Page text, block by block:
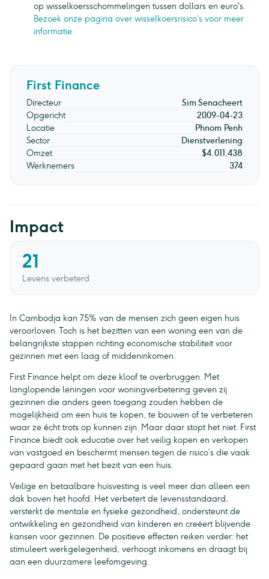
op wisselkoersschommelingen tussen dollars en euro's.
Bezoek onze pagina over wisselkoersrisico’s voor meer
informatie.
First Finance
Directeur
Sim Senacheert
Opgericht
2009-04-23
Locatie
Phnom Penh
Sector
Dienstverlening
Omzet
$4.011.438
Werknemers
374
Impact
21
Levens verbeterd
In Cambodja kan 75% van de mensen zich geen eigen huis
veroorloven. Toch is het bezitten van een woning een van de
belangrijkste stappen richting economische stabiliteit voor
gezinnen met een laag of middeninkomen.
First Finance helpt om deze kloof te overbruggen. Met
langlopende leningen voor woningverbetering geven zij
gezinnen die anders geen toegang zouden hebben de
mogelijkheid om een huis te kopen, te bouwen of te verbeteren
waar ze écht trots op kunnen zijn. Maar daar stopt het niet. First
Finance biedt ook educatie over het veilig kopen en verkopen
van vastgoed en beschermt mensen tegen de risico’s die vaak
gepaard gaan met het bezit van een huis.
Veilige en betaalbare huisvesting is veel meer dan alleen een
dak boven het hoofd. Het verbetert de levensstandaard,
versterkt de mentale en fysieke gezondheid, ondersteunt de
ontwikkeling en gezondheid van kinderen en creëert blijvende
kansen voor gezinnen. De positieve effecten reiken verder: het
stimuleert werkgelegenheid, verhoogt inkomens en draagt bij
aan een duurzamere leefomgeving.